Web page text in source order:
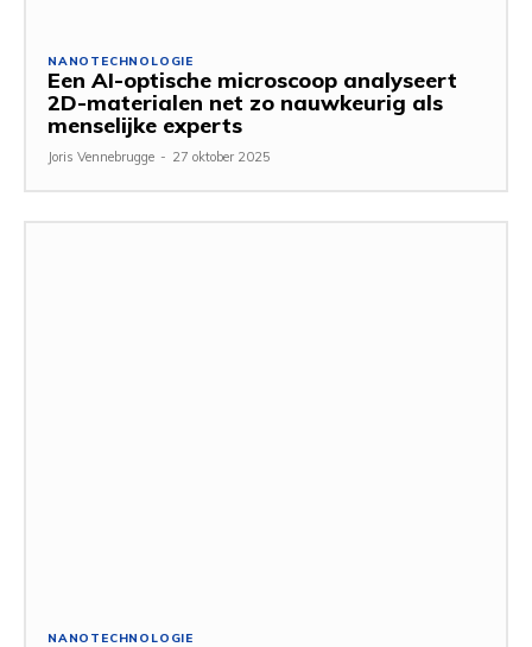
NANOTECHNOLOGIE
Een AI-optische microscoop analyseert
2D-materialen net zo nauwkeurig als
menselijke experts
Joris Vennebrugge - 27 oktober 2025
NANOTECHNOLOGIE